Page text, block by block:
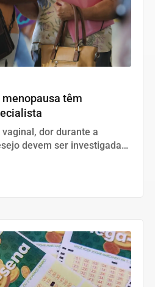
têm
dor durante a
devem ser investigadas